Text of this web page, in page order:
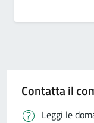
Contatta il
Leggi le